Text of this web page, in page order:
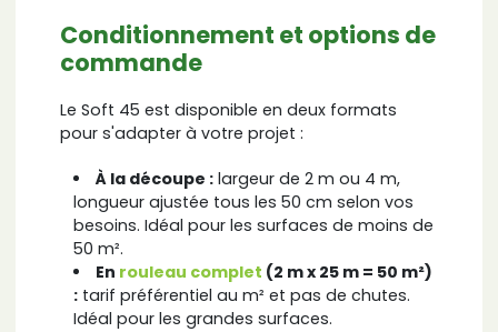
Conditionnement et options de
commande
Le Soft 45 est disponible en deux formats
pour s'adapter à votre projet :
À la découpe : largeur de 2 m ou 4 m,
longueur ajustée tous les 50 cm selon vos
besoins. Idéal pour les surfaces de moins de
50 m².
En rouleau complet (2 m x 25 m = 50 m²)
: tarif préférentiel au m² et pas de chutes.
Idéal pour les grandes surfaces.